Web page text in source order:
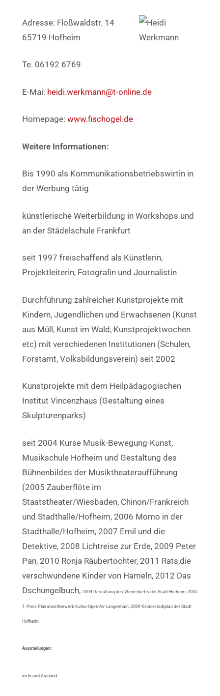
Adresse: Floßwaldstr. 14
65719 Hofheim
Te. 06192 6769
E-Mai: heidi.werkmann@t-online.de
Homepage: www.fischogel.de
Weitere Informationen:
Bis 1990 als Kommunikationsbetriebswirtin in
der Werbung tätig
künstlerische Weiterbildung in Workshops und
an der Städelschule Frankfurt
seit 1997 freischaffend als Künstlerin,
Projektleiterin, Fotografin und Journalistin
Durchführung zahlreicher Kunstprojekte mit
Kindern, Jugendlichen und Erwachsenen (Kunst
aus Müll, Kunst im Wald, Kunstprojektwochen
etc) mit verschiedenen Institutionen (Schulen,
Forstamt, Volksbildungsverein) seit 2002
Kunstprojekte mit dem Heilpädagogischen
Institut Vincenzhaus (Gestaltung eines
Skulpturenparks)
seit 2004 Kurse Musik-Bewegung-Kunst,
Musikschule Hofheim und Gestaltung des
Bühnenbildes der Musiktheateraufführung
(2005 Zauberflöte im
Staatstheater/Wiesbaden, Chinon/Frankreich
und Stadthalle/Hofheim, 2006 Momo in der
Stadthalle/Hofheim, 2007 Emil und die
Detektive, 2008 Lichtreise zur Erde, 2009 Peter
Pan, 2010 Ronja Räubertochter, 2011 Rats,die
verschwundene Kinder von Hameln, 2012 Das
Dschungelbuch, 2004 Gestaltung des Weinetiketts der Stadt Hofheim; 2005
1. Preis Plakatwettbewerb Kultur-Open-Air Langenhain; 2009 Kinderstadtplan der Stadt
Hofheim
Ausstellungen:
im In-und Ausland